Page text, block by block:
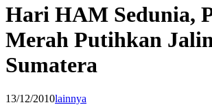
Hari HAM Sedunia,
Merah Putihkan
Sumatera
13/12/2010lainnya